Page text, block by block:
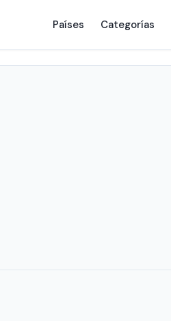
Países Categorías